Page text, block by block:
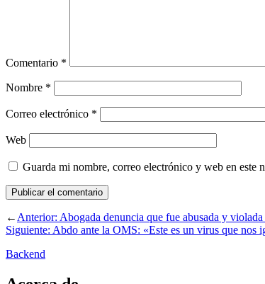
Comentario *
Nombre *
Correo electrónico *
Web
Guarda mi nombre, correo electrónico y web en este
←Anterior: Abogada denuncia que fue abusada y
Siguiente: Abdo ante la OMS: «Este es un virus que nos
Backend